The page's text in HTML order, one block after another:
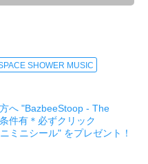
SHOWER MUSIC
へ "BazbeeStoop - The
件有＊必ずクリック
ミニシール" をプレゼント！